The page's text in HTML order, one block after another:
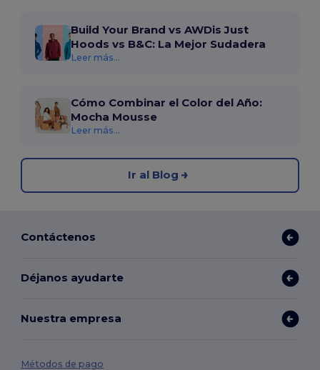
Build Your Brand vs AWDis Just
Hoods vs B&C: La Mejor Sudadera
Leer más...
Cómo Combinar el Color del Año:
Mocha Mousse
Leer más...
Ir al Blog
Contáctenos
Déjanos ayudarte
Nuestra empresa
Métodos de pago